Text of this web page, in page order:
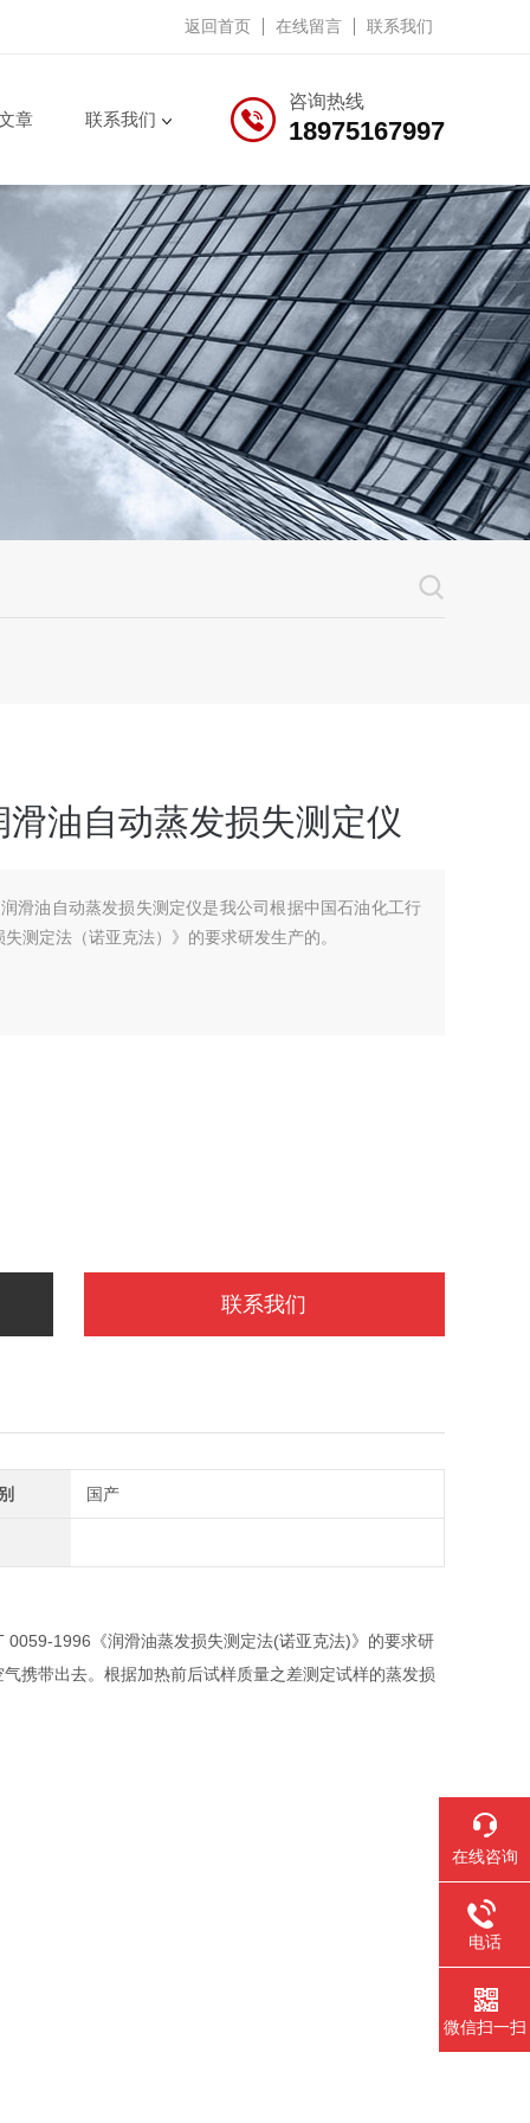
返回首页 在线留言 联系我们
咨询热线
18975167997
章 联系我们
油自动蒸发损失测定仪
滑油自动蒸发损失测定仪是我公司根据中国石油化工行
测定法（诺亚克法）》的要求研发生产的。
联系我们
国产
1996《润滑油蒸发损失测定法(诺亚克法)》的要求研
携带出去。根据加热前后试样质量之差测定试样的蒸发损
在线咨询
电话
微信扫一扫